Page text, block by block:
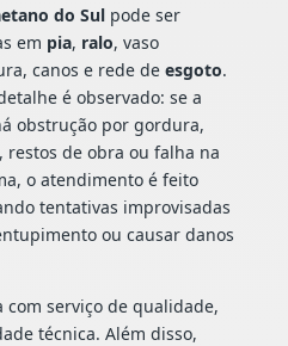
do Sulpode ser
em pia, ralo, vaso
canos e rede de esgoto.
é observado: se a
obstrução por gordura,
restos de obra ou falha na
o atendimento é feito
tentativas improvisadas
ou causar danos
com serviço de qualidade,
técnica. Além disso,